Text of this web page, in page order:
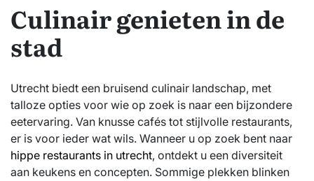
Culinair genieten in de
stad
Utrecht biedt een bruisend culinair landschap, met
talloze opties voor wie op zoek is naar een bijzondere
eetervaring. Van knusse cafés tot stijlvolle restaurants,
er is voor ieder wat wils. Wanneer u op zoek bent naar
hippe restaurants in utrecht, ontdekt u een diversiteit
aan keukens en concepten. Sommige plekken blinken